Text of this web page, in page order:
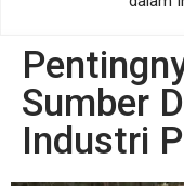
Sumber
Industri